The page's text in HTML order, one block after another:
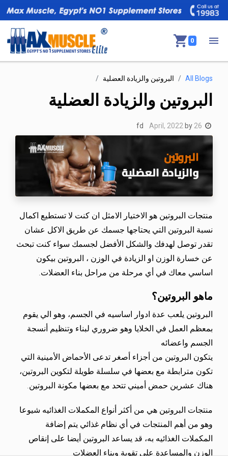
0
All Blogs البروتين والزيادة العضلية
البروتين والزيادة العضلية
26 April, 2022
by
fd
منتجات البروتين هو الاختيار الامثل ان كنت لا تستطيع اكمال
نسبة البروتين التي يحتاجها جسمك عن طريق الاكل عشان
تقدر توصل لهدفك والشكل الأفضل لجسمك سواء كنت تبحث
عن خسارة الوزن او الزيادة في الوزن ، البروتين بيكون
اساسي معاك في أي مرحلة من مراحل بناء العضلات.
ماهو البروتين؟
البروتين يلعب عدة ادوار اساسيه في الجسم، وهو الي يقوم
بمعظم العمل في الخلايا وهو ضروري لبناء وتنظيم أنسجة
الجسم واعضائه
يتكون البروتين من أجزاء أصغر تدعى الأحماض الأمينية التي
تكون مترابطة مع بعضها في سلسلة طويلة لتكوين البروتين،
هناك عشرين حمض أميني تتحد مع بعضها مكونة البروتين.
منتجات البروتين هي من أكثر أنواع المكملات الغذائيه شيوعا
وهو من أهم المنتجات في أي نظام غذائي يتم إضافة
المكملات الغذائيه به، قد يساعد البروتين أيضا على إنقاص
الوزن والمساعدة على تقوية وبناء العضلات